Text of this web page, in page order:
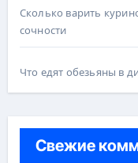
Сколько варить
сочности
Что едят обезьяны в
Свежие